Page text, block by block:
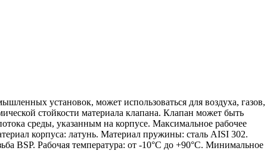
установок, может использоваться для воздуха, газов,
стойкости материала клапана. Клапан может быть
среды, указанным на корпусе. Максимальное рабочее
корпуса: латунь. Материал пружины: сталь AISI 302.
BSP. Рабочая температура: от -10°C до +90°C. Минимальное